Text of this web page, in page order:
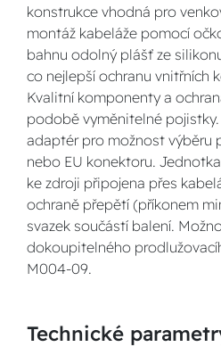
konstrukce vhodná pro
montáž kabeláže pomocí
bahnu odolný plášť ze
co nejlepší ochranu vnitřních
Kvalitní komponenty a
podobě vyměnitelné
adaptér pro možnost výběru
nebo EU konektoru.
ke zdroji připojena přes
ochraně přepětí (příkonem
svazek součástí balení.
dokoupitelného
M004-09.
Technické